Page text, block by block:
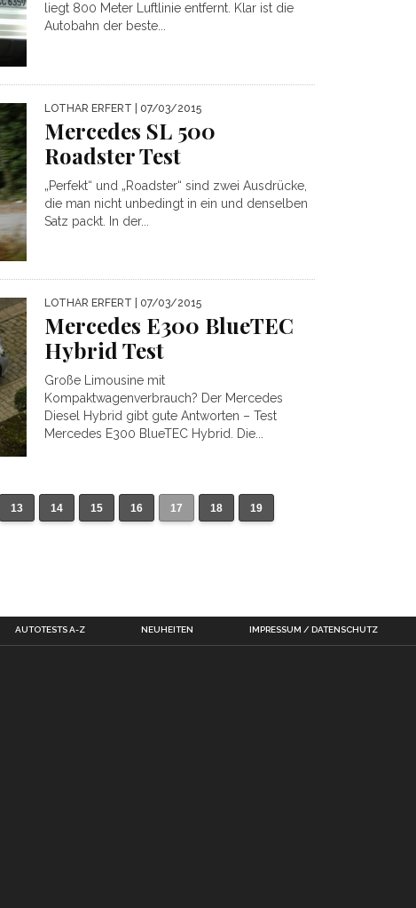
liegt 800 Meter Luftlinie entfernt. Klar ist die
Autobahn der beste...
LOTHAR ERFERT | 07/03/2015
Mercedes SL 500
Roadster Test
„Perfekt“ und „Roadster“ sind zwei Ausdrücke,
die man nicht unbedingt in ein und denselben
Satz packt. In der...
LOTHAR ERFERT | 07/03/2015
Mercedes E300 BlueTEC
Hybrid Test
Große Limousine mit
Kompaktwagenverbrauch? Der Mercedes
Diesel Hybrid gibt gute Antworten – Test
Mercedes E300 BlueTEC Hybrid. Die...
13 14 15 16 17 18 19
AUTOTESTS A-Z NEUHEITEN IMPRESSUM / DATENSCHUTZ